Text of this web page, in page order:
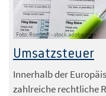
Foto: RomanR - stock.adobe.com
Umsatzsteuer
Innerhalb der
zahlreiche rechtliche